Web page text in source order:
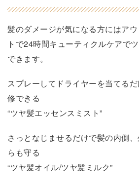
髪のダメージが気になる方にはア
トで24時間キューティクルケアで
できます。
スプレーしてドライヤーを当てる
修できる
“ツヤ髪エッセンスミスト”
さっとなじませるだけで髪の内側
らも守る
“ツヤ髪オイル/ツヤ髪ミルク”